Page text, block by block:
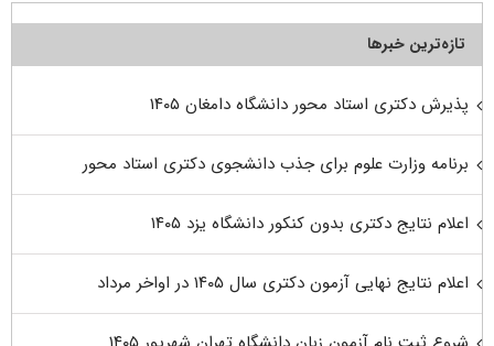
تازه‌ترین خبرها
پذیرش دکتری استاد محور دانشگاه دامغان ۱۴۰۵
برنامه وزارت علوم برای جذب دانشجوی دکتری استاد محور
اعلام نتایج دکتری بدون کنکور دانشگاه یزد ۱۴۰۵
اعلام نتایج نهایی آزمون دکتری سال ۱۴۰۵ در اواخر مرداد